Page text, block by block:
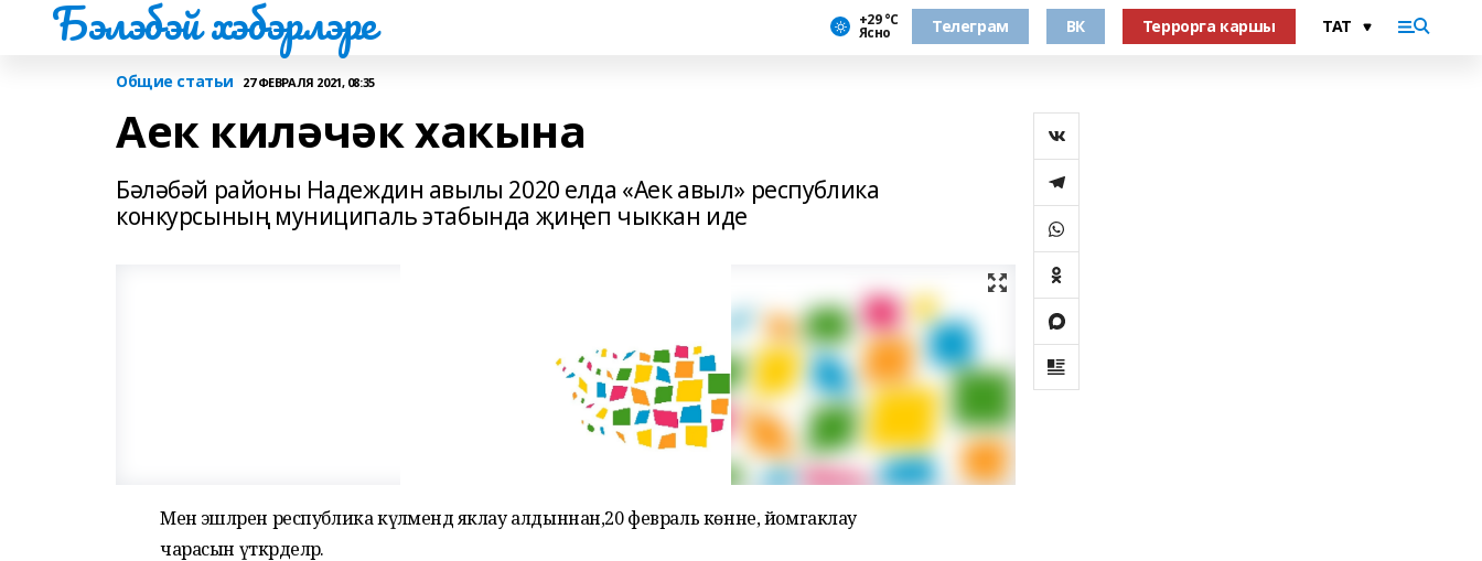
Бэлэбэй хэбэрлэре +29 °С
Ясно Телеграм ВК Террорга каршы
Общие статьи 27 ФЕВРАЛЯ 2021, 08:35
Аек киләчәк хакына
Бәләбәй районы Надеждин авылы 2020 елда «Аек авыл» республика
конкурсының муниципаль этабында җиңеп чыккан иде
Менә эшләрен республика күләмендә яклау алдыннан,20 февраль көнне, йомгаклау
чарасын үткәрделәр.